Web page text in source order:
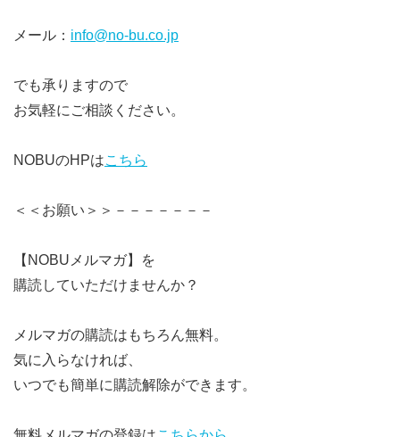
メール： info@no-bu.co.jp
でも承りますので
お気軽にご相談ください。
NOBUのHPはこちら
＜＜お願い＞＞－－－－－－－
【NOBUメルマガ】を
購読していただけませんか？
メルマガの購読はもちろん無料。
気に入らなければ、
いつでも簡単に購読解除ができます。